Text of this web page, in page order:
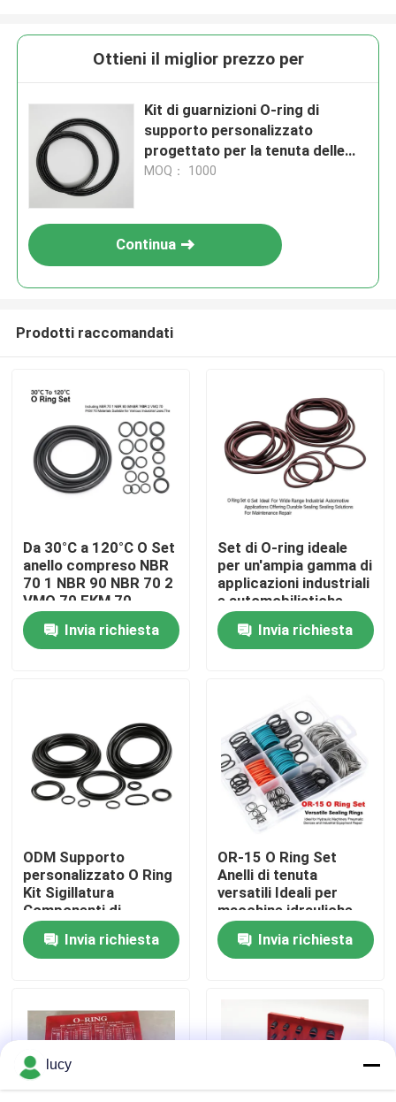
Casa
Prodotti
Chi siamo
Fatory Tour
Controllo di qualità
Contattaci
Tutti i casi
giunti circolari di gomma
Ottieni il miglior prezzo per
Kit di guarnizioni O-ring di
supporto personalizzato
progettato per la tenuta delle
macchine Daewoo, garantendo
MOQ： 1000
Continua
Prodotti raccomandati
Da 30°C a 120°C O Set
anello compreso NBR
70 1 NBR 90 NBR 70 2
VMQ 70 FKM 70
Materiali adatti a vari
usi industriali
Invia richiesta
Set di O-ring ideale
per un'ampia gamma di
applicazioni industriali
e automobilistiche,
che offre soluzioni di
tenuta durevoli per la
manutenzione e la
Invia richiesta
ODM Supporto
personalizzato O Ring
Kit Sigillatura
Componenti di
guarnizione Ampia
varietà di dimensioni
Soluzioni durevoli
Invia richiesta
OR-15 O Ring Set
Anelli di tenuta
versatili Ideali per
macchine idrauliche
Dispositivi pneumatici
e riparazione di
apparecchiature
Invia richiesta
lucy